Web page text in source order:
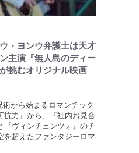
・ヨンウ弁護士は天才
主演『無人島のディー
挑むオリジナル映画
から始まるロマンチック
抗力』から、『社内お見合
『ヴィンチェンツォ』のチ
を超えたファンタジーロマ